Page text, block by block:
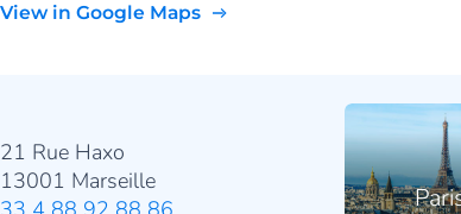
View in Google Maps
21 Rue Haxo
13001 Marseille